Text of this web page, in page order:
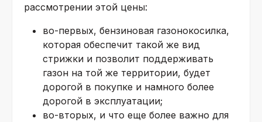
рассмотрении этой цены:
во-первых, бензиновая газонокосилка,
которая обеспечит такой же вид
стрижки и позволит поддерживать
газон на той же территории, будет
дорогой в покупке и намного более
дорогой в эксплуатации;
во-вторых, и что еще более важно для